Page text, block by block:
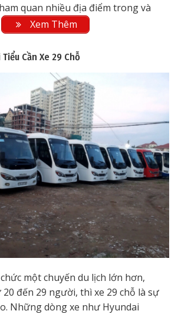
quan nhiều địa điểm trong và
Xem Thêm
Cần Xe 29 Chỗ
một chuyến du lịch lớn hơn,
đến 29 người, thì xe 29 chỗ là sự
Những dòng xe như Hyundai